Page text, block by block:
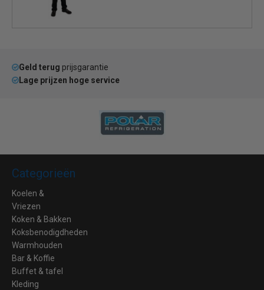
Geld terug prijsgarantie
Lage prijzen hoge service
Categorieën
Koelen &
Vriezen
Koken & Bakken
Koksbenodigdheden
Warmhouden
Bar & Koffie
Buffet & tafel
Kleding